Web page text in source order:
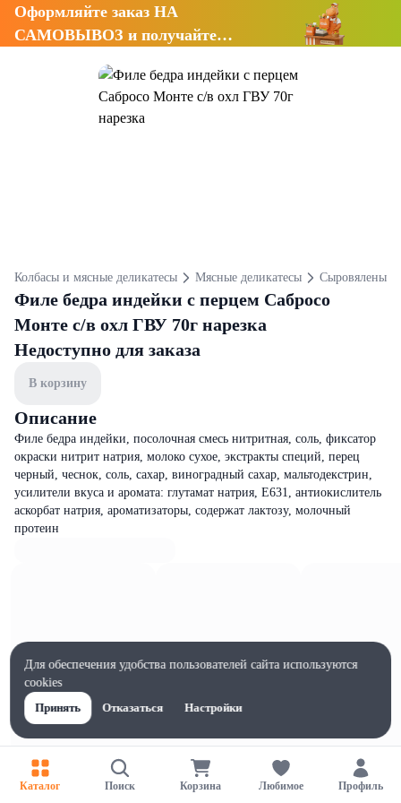
Оформляйте заказ НА
САМОВЫВОЗ и получайте
Колбасы и мясные деликатесы Мясные деликатесы Сыровяленые
Филе бедра индейки с перцем Сабросо
Монте с/в охл ГВУ 70г нарезка
Недоступно для заказа
В корзину
Описание
Филе бедра индейки, посолочная смесь нитритная, соль, фиксатор
окраски нитрит натрия, молоко сухое, экстракты специй, перец
черный, чеснок, соль, сахар, виноградный сахар, мальтодекстрин,
усилители вкуса и аромата: глутамат натрия, Е631, антиокислитель
аскорбат натрия, ароматизаторы, содержат лактозу, молочный
протеин
Каталог Поиск Корзина Любимое Профиль
Для обеспечения удобства пользователей сайта используются
cookies
Принять
Отказаться Настройки